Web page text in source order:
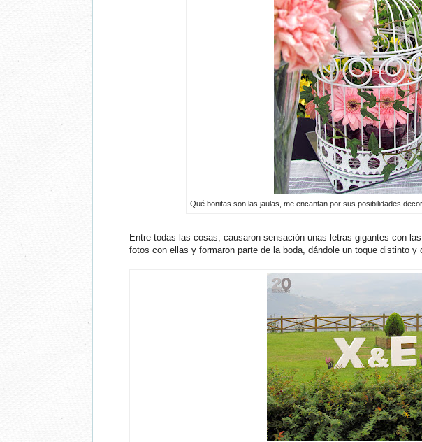
Qué bonitas son las jaulas, me encantan por sus posibilidades
Entre todas las cosas, causaron sensación unas letras gigantes con
fotos con ellas y formaron parte de la boda, dándole un toque distinto y